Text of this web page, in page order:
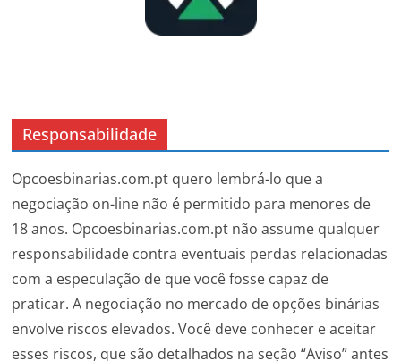
Responsabilidade
Opcoesbinarias.com.pt quero lembrá-lo que a
negociação on-line não é permitido para menores de
18 anos. Opcoesbinarias.com.pt não assume qualquer
responsabilidade contra eventuais perdas relacionadas
com a especulação de que você fosse capaz de
praticar. A negociação no mercado de opções binárias
envolve riscos elevados. Você deve conhecer e aceitar
esses riscos, que são detalhados na seção “Aviso” antes